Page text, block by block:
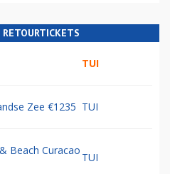
RETOURTICKETS
TUI
Zee €1235 TUI
Beach Curacao
TUI